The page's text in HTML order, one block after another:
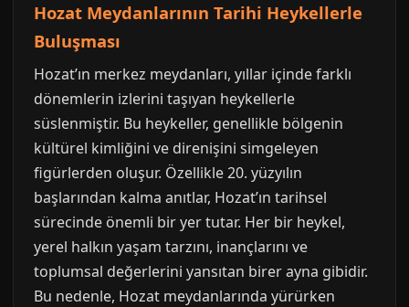
Hozat Meydanlarının Tarihi Heykellerle
Buluşması
Hozat’ın merkez meydanları, yıllar içinde farklı
dönemlerin izlerini taşıyan heykellerle
süslenmiştir. Bu heykeller, genellikle bölgenin
kültürel kimliğini ve direnişini simgeleyen
figürlerden oluşur. Özellikle 20. yüzyılın
başlarından kalma anıtlar, Hozat’ın tarihsel
sürecinde önemli bir yer tutar. Her bir heykel,
yerel halkın yaşam tarzını, inançlarını ve
toplumsal değerlerini yansıtan birer ayna gibidir.
Bu nedenle, Hozat meydanlarında yürürken